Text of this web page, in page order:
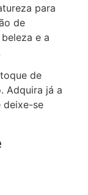
para
de
e a
de
Adquira já a
deixe-se